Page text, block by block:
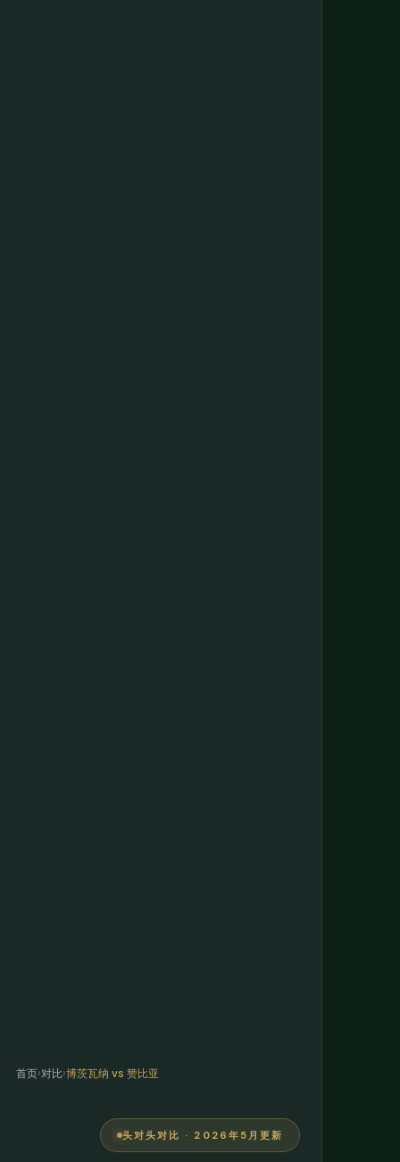
首页›对比›博茨瓦纳 vs 赞比亚
头对头对比 · 2026年5月更新